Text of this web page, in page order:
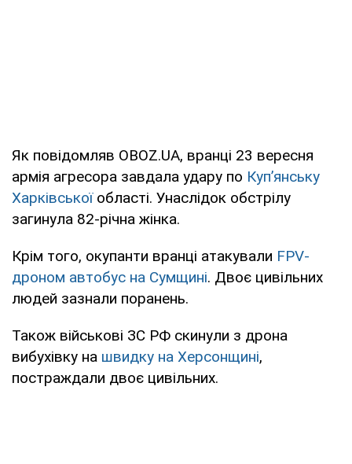
Як повідомляв OBOZ.UA, вранці 23 вересня
армія агресора завдала удару по Купʼянську
Харківськоїобласті. Унаслідок обстрілу
загинула 82-річна жінка.
Крім того, окупанти вранці атакували FPV-
дроном автобус на Сумщині. Двоє цивільних
людей зазнали поранень.
Також військові ЗС РФ скинули з дрона
вибухівку на швидку на Херсонщині,
постраждали двоє цивільних.